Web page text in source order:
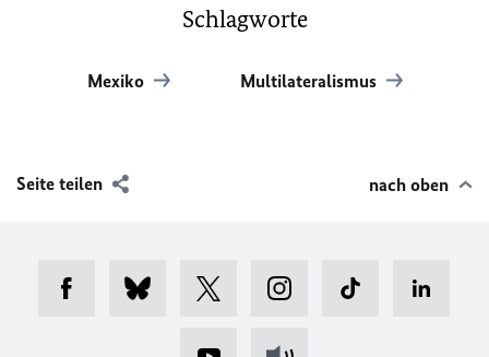
Schlagworte
Mexiko Multilateralismus
Seite teilen nach oben